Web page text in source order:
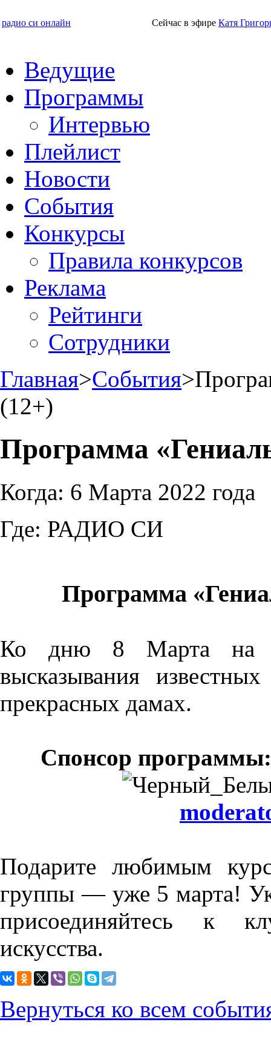
радио си онлайн Сейчас в эфире Катя
Ведущие
Программы
Интервью
Плейлист
Новости
События
Конкурсы
Правила конкурсов
Реклама
Рейтинги
Сотрудники
Главная>События>
(12+)
Программа
Когда: 6 Марта 2022 года
Где: РАДИО СИ
Программа
Ко дню 8 Марта на
высказывания
прекрасных дамах.
Спонсор
Подарите любимым
группы — уже 5 марта!
присоединяйтесь к
искусства.
Вернуться ко всем